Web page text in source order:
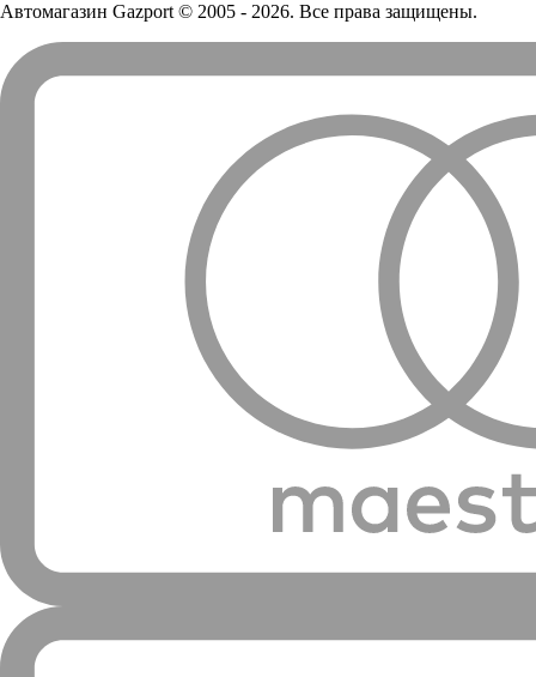
Автомагазин Gazport© 2005 - 2026. Все права защищены.